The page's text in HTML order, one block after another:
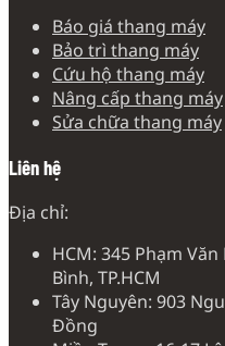
Báo giá thang máy
Bảo trì thang máy
Cứu hộ thang máy
Nâng cấp thang máy
Sửa chữa thang máy
Liên hệ
Địa chỉ:
HCM: 345 Phạm
Bình, TP.HCM
Tây Nguyên: 903
Đồng